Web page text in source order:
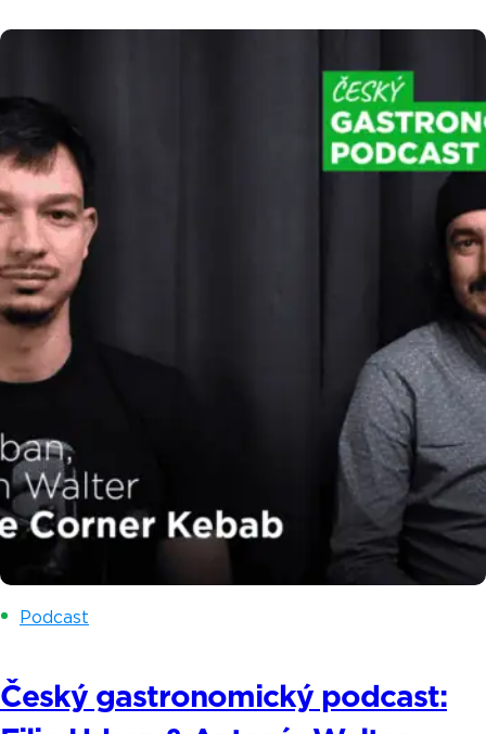
k životu. V nové epizodě podcastu nás Ivo vzal na
kávovar La Marzocco a jako nadšenec poučoval
Podcast
Český gastronomický podcast: